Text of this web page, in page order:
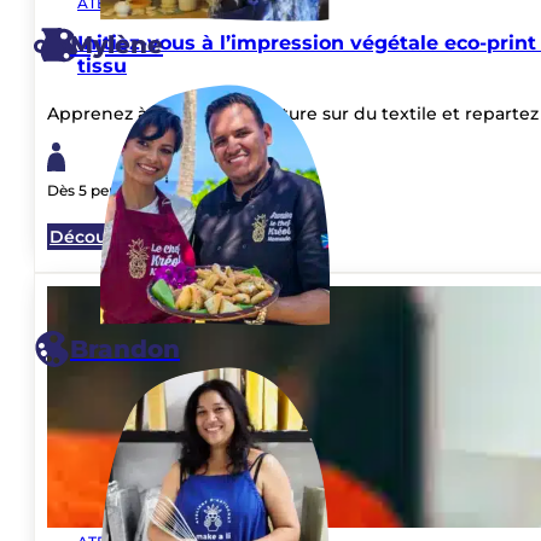
Simple et
sécurisé
Réservation et paiement
en quelques clics !
Mylène
Brandon
Elles sont valables sur tous nos ateliers
Nous proposons deux formats : une carte
Ou une carte cadeau au format dématérialisé